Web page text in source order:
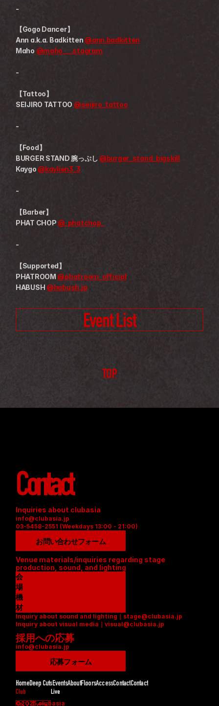
-
【Gogo Dancer】
Ann a.k.a. Badkitten @ann.badkitten
Maho @maho___stagram
-
【Tattoo】
SEIJIRO TATTOO @seijiro_tattoo
-
【Food】
BURGER STAND 腕っぷし @burger_stand_bigskill
Kaygo @kaylien3_3
-
【Barber】
PHAT CHOP @_phatchop_
-
【Supported】
PHATROOM @phatroom_official
HABUSH @habush.jp
Event List
TOP
Contact
Inquiries about clubasia
info@clubasia.jp
03-5458-2551 (Weekdays 13:00 - 21:00)
お問い合わせフォーム
Venue materials/inquiries regarding stage
production, sound, and lighting
会
場
資
料
(
P
D
F
機
材
リ
ス
ト
(
D
F
)
Inquiry about sound and lighting｜stage@clubasia.jp
Inquiry about visual media｜visual@clubasia.jp
採用への応募
info@clubasia.jp
応募フォーム
HomeDeep CutsEventsAboutFloorsAccessContactContact
Club Live
©2025 clubasia